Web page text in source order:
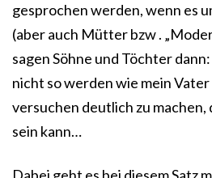
gesprochen werden, wenn es
(aber auch Mütter bzw .
sagen Söhne und Töchter
nicht so werden wie mein
versuchen deutlich zu machen,
sein kann…